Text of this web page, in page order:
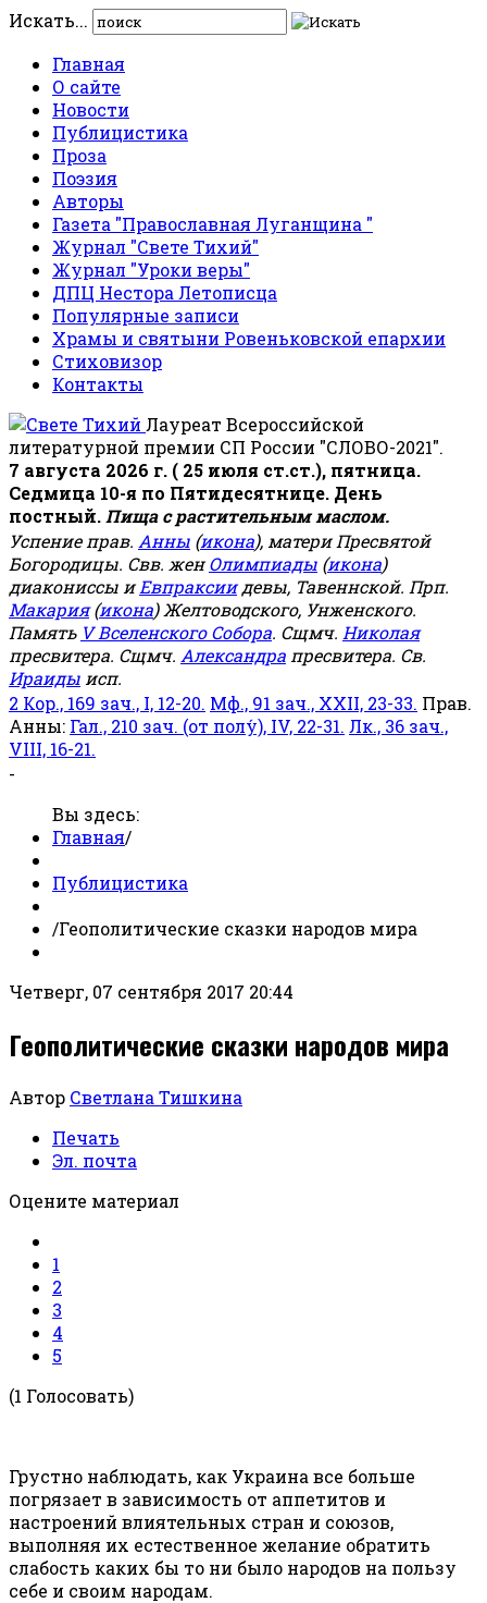
Искать...
Главная
О сайте
Новости
Публицистика
Проза
Поэзия
Авторы
Газета "Православная Луганщина "
Журнал "Свете Тихий"
Журнал "Уроки веры"
ДПЦ Нестора Летописца
Популярные записи
Храмы и святыни Ровеньковской епархии
Стиховизор
Контакты
Лауреат Всероссийской
литературной премии СП России "СЛОВО-2021".
7 августа 2026 г. ( 25 июля ст.ст.), пятница.
Седмица 10-я по Пятидесятнице. День
постный. Пища с растительным маслом.
Успение прав. Анны (икона), матери Пресвятой
Богородицы. Свв. женОлимпиады (икона)
диакониссы иЕвпраксиидевы, Тавеннской. Прп.
Макария(икона) Желтоводского, Унженского.
Память V Вселенского Собора. Сщмч. Николая
пресвитера. Сщмч. Александра пресвитера. Св.
Ираиды исп.
2 Кор., 169 зач., I, 12-20. Мф., 91 зач., XXII, 23-33. Прав.
Анны: Гал., 210 зач. (от полу́), IV, 22-31. Лк., 36 зач.,
VIII, 16-21.
-
Вы здесь:
Главная/
Публицистика
/Геополитические сказки народов мира
Четверг, 07 сентября 2017 20:44
Геополитические сказки народов мира
Автор Светлана Тишкина
Печать
Эл. почта
Оцените материал
1
2
3
4
5
(1 Голосовать)
Грустно наблюдать, как Украина все больше
погрязает в зависимость от аппетитов и
настроений влиятельных стран и союзов,
выполняя их естественное желание обратить
слабость каких бы то ни было народов на пользу
себе и своим народам.